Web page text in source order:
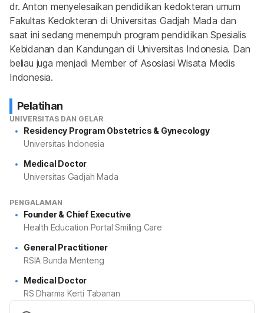
dr. Anton menyelesaikan pendidikan kedokteran umum
Fakultas Kedokteran di Universitas Gadjah Mada dan
saat ini sedang menempuh program pendidikan Spesialis
Kebidanan dan Kandungan di Universitas Indonesia. Dan
beliau juga menjadi Member of Asosiasi Wisata Medis
Indonesia.
Pelatihan
UNIVERSITAS DAN GELAR
Residency Program Obstetrics & Gynecology
Universitas Indonesia
Medical Doctor
Universitas Gadjah Mada
PENGALAMAN
Founder & Chief Executive
Health Education Portal Smiling Care
General Practitioner
RSIA Bunda Menteng
Medical Doctor
RS Dharma Kerti Tabanan